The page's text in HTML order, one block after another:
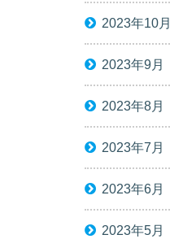
2023年10月
2023年9月
2023年8月
2023年7月
2023年6月
2023年5月